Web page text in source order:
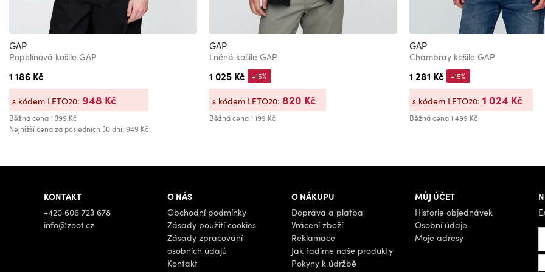
GAP
Popelínová košile GAP
1 186 Kč
Běžná cena1 399 Kč
Nejnižší cena za posledních 30 dní: 949 Kč
s kódem LETO20: 948 Kč
GAP
Lněná košile GAP
1 025 Kč
Běžná cena1 199 Kč
-15%
s kódem LETO20: 820 Kč
GAP
Chambray košile GAP
1 281 Kč
Běžná cena1 499 Kč
-15%
s kódem LETO20: 1 024 Kč
KONTAKT
+420 606 723 678
info@zoot.cz
O NÁS
Obchodní podmínky
Zásady použití cookies
Zásady zpracování
osobních údajů
Kontakt
O NÁKUPU
Doprava a platba
Vrácení zboží
Reklamace
Jak řadíme naše produkty
Pokyny k údržbě
MŮJ ÚČET
Historie objednávek
Osobní údaje
Moje adresy